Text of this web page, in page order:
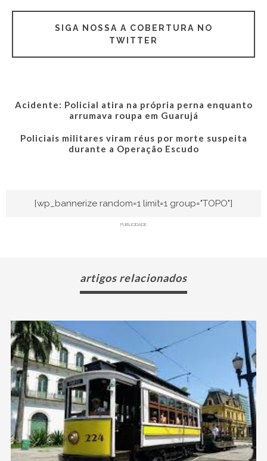
SIGA NOSSA A COBERTURA NO
TWITTER
Acidente: Policial atira na própria perna enquanto
arrumava roupa em Guarujá
Policiais militares viram réus por morte suspeita
durante a Operação Escudo
[wp_bannerize random=1 limit=1 group="TOPO"]
PUBLICIDADE
artigos relacionados